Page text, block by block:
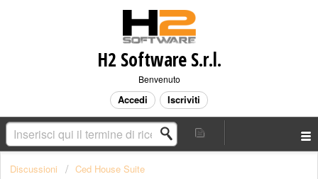
H2 Software S.r.l.
Benvenuto
Accedi Iscriviti
Discussioni Ced House Suite